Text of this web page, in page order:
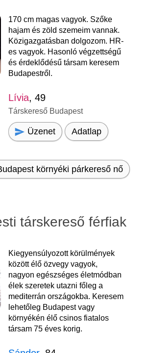
170 cm magas vagyok. Szőke
hajam és zöld szemeim vannak.
Közigazgatásban dolgozom. HR-
es vagyok. Hasonló végzettségű
és érdeklődésű társam keresem
Budapestről.
Lívia, 49
Társkereső Budapest
Üzenet Adatlap
környéki párkereső nő
társkereső férfiak
Kiegyensúlyozott körülmények
között élő özvegy vagyok,
nagyon egészséges életmódban
élek szeretek utazni főleg a
mediterrán országokba. Keresem
lehetőleg Budapest vagy
környékén élő csinos fiatalos
társam 75 éves korig.